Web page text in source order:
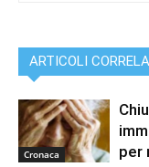
ARTICOLI
Cronaca
per